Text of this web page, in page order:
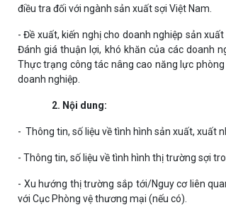
điều tra đối với ngành sản xuất sợi Việt Nam.
- Đề xuất, kiến nghị cho doanh nghiệp sản
Đánh giá thuận lợi, khó khăn của các doanh
Thực trạng công tác nâng cao năng lực
doanh nghiệp.
2. Nội dung:
- Thông tin, số liệu về tình hình sản xuất, xuất
- Thông tin, số liệu về tình hình thị trường sợi
- Xu hướng thị trường sắp tới/Nguy cơ liên
với Cục Phòng vệ thương mại (nếu có).